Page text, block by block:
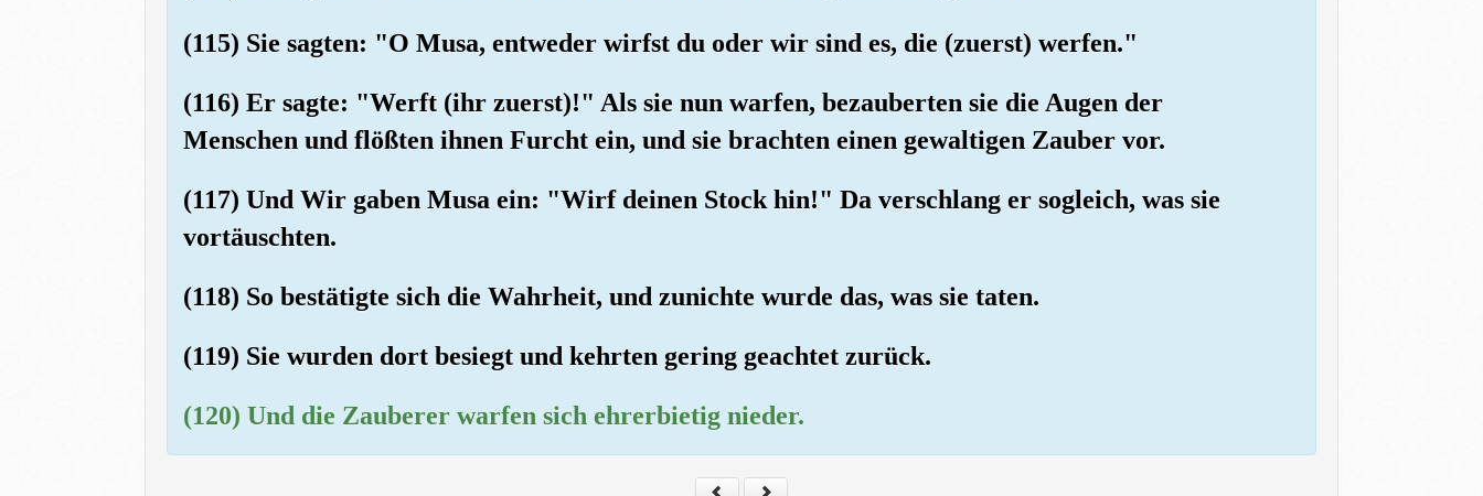
(115) Sie sagten: "O Musa, entweder wirfst du oder wir sind es, die (zuerst) werfen."
(116) Er sagte: "Werft (ihr zuerst)!" Als sie nun warfen, bezauberten sie die Augen der
Menschen und flößten ihnen Furcht ein, und sie brachten einen gewaltigen Zauber vor.
(117) Und Wir gaben Musa ein: "Wirf deinen Stock hin!" Da verschlang er sogleich, was sie
vortäuschten.
(118) So bestätigte sich die Wahrheit, und zunichte wurde das, was sie taten.
(119) Sie wurden dort besiegt und kehrten gering geachtet zurück.
(120) Und die Zauberer warfen sich ehrerbietig nieder.